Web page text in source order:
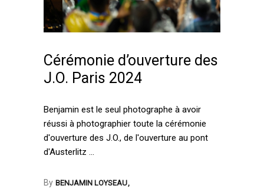
Cérémonie d’ouverture des
J.O. Paris 2024
Benjamin est le seul photographe à avoir
réussi à photographier toute la cérémonie
d'ouverture des J.O., de l'ouverture au pont
d'Austerlitz
By BENJAMIN LOYSEAU